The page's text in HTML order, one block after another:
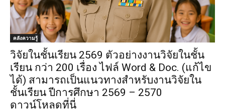
คลังความรู้
วิจัยในชั้นเรียน 2569 ตัวอย่างงานวิจัยในชั้น
เรียน กว่า 200 เรื่อง ไฟล์ Word & Doc. (แก้ไข
ได้) สามารถเป็นแนวทางสำหรับงานวิจัยใน
ชั้นเรียน ปีการศึกษา 2569 – 2570
ดาวน์โหลดที่นี่